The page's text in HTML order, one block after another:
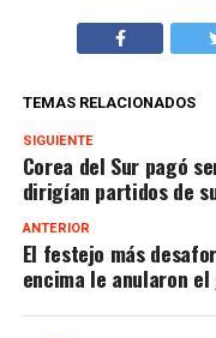
TEMAS RELACIONADOS
SIGUIENTE
Corea del Sur pagó
dirigían partidos de
ANTERIOR
El festejo más
encima le anularon el